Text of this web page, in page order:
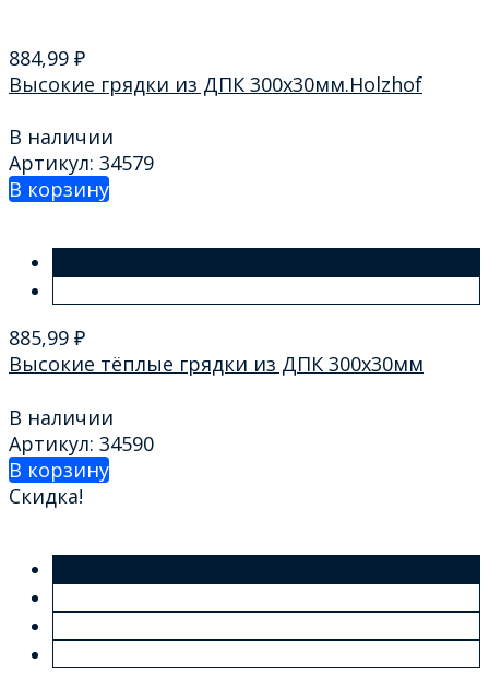
884,99 ₽
Высокие грядки из ДПК 300х30мм.Holzhof
В наличии
Артикул: 34579
В корзину
885,99 ₽
Высокие тёплые грядки из ДПК 300х30мм
В наличии
Артикул: 34590
В корзину
Скидка!